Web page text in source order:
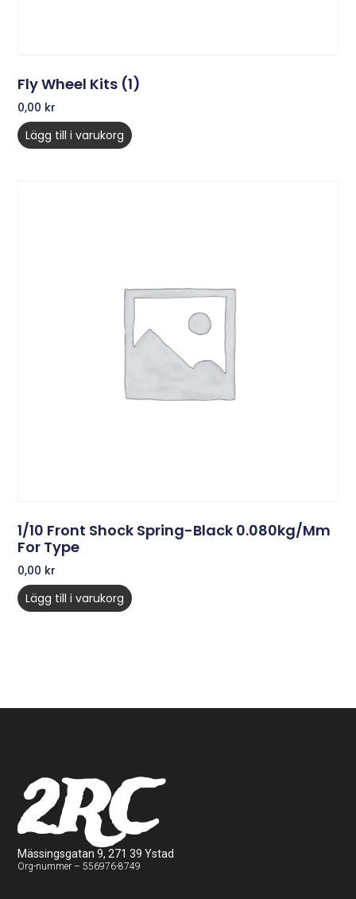
Fly Wheel Kits (1)
0,00 kr
Lägg till i varukorg
1/10 Front Shock Spring-Black 0.080kg/mm
For Type
0,00 kr
Lägg till i varukorg
2RC
Mässingsgatan 9, 271 39 Ystad
Org-nummer – 556976-8749